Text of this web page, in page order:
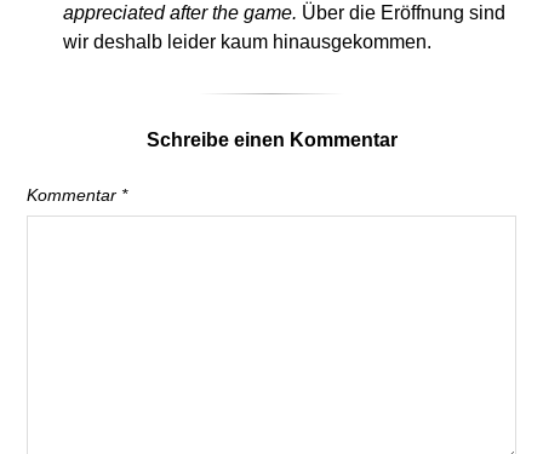
appreciated after the game. Über die Eröffnung sind
wir deshalb leider kaum hinausgekommen.
Schreibe einen Kommentar
Kommentar *